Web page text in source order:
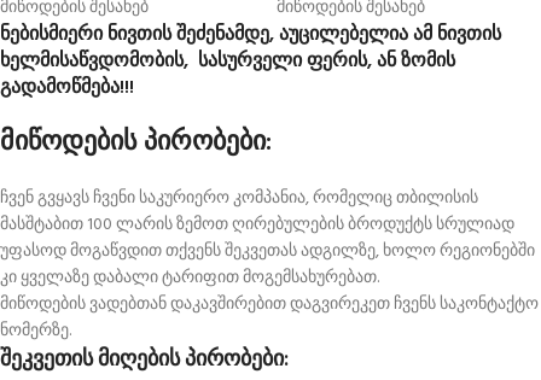
ნებისმიერი ნივთის შეძენამდე, აუცილებელია ამ ნივთის
ხელმისაწვდომობის, სასურველი ფერის, ან ზომის
გადამოწმება!!!
მიწოდების პირობები:
ჩვენ გვყავს ჩვენი საკურიერო კომპანია, რომელიც თბილისის
მასშტაბით 100 ლარის ზემოთ ღირებულების ბროდუქტს სრულიად
უფასოდ მოგაწვდით თქვენს შეკვეთას ადგილზე, ხოლო რეგიონებში
კი ყველაზე დაბალი ტარიფით მოგემსახურებათ.
მიწოდების ვადებთან დაკავშირებით დაგვირეკეთ ჩვენს საკონტაქტო
ნომერზე.
შეკვეთის მიღების პირობები: